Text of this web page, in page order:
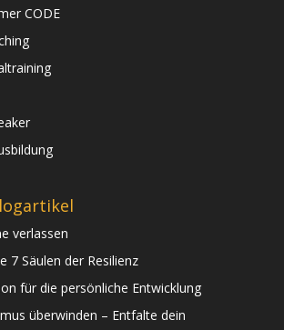
CODE
verlassen
7 Säulen der Resilienz
für die persönliche Entwicklung
überwinden – Entfalte dein